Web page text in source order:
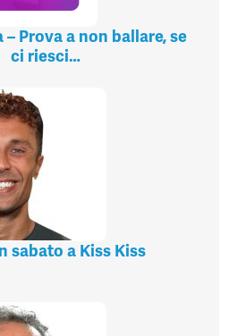
Prova a non ballare, se
ci riesci…
sabato a Kiss Kiss